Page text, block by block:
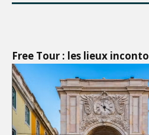
Free Tour : les lieux